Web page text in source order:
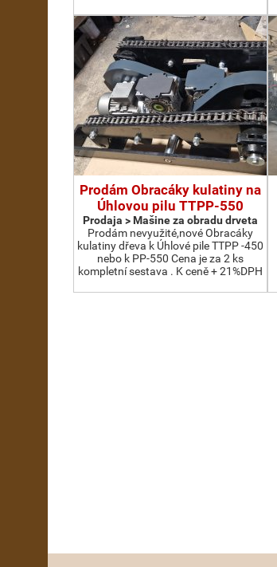
Prodám Obracáky kulatiny na
Úhlovou pilu TTPP-550
Prodaja > Мašine za obradu drveta
Prodám nevyužité,nové Obracáky
kulatiny dřeva k Úhlové pile TTPP -450
nebo k PP-550 Cena je za 2 ks
kompletní sestava . K ceně + 21%DPH